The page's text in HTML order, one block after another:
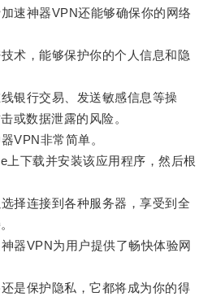
神器VPN还能够确保你的网络
，能够保护你的个人信息和隐
行交易、发送敏感信息等操
或数据泄露的风险。
非常简单。
下载并安装该应用程序，然后根
连接到各种服务器，享受到全
VPN为用户提供了畅快体验网
保护隐私，它都将成为你的得